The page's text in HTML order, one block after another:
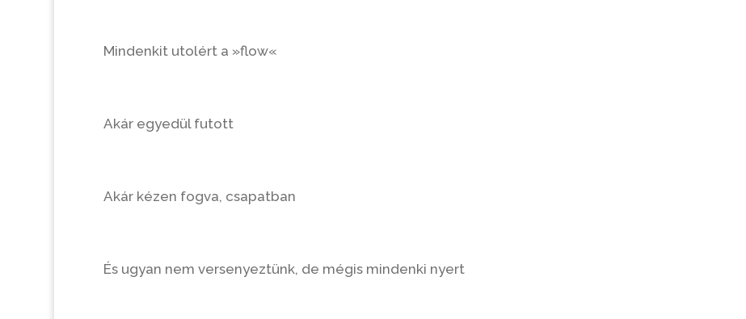
Mindenkit utolért a »flow«
Akár egyedül futott
Akár kézen fogva, csapatban
És ugyan nem versenyeztünk, de mégis mindenki nyert